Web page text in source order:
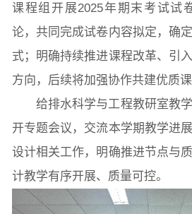
常用办公电话 办事流程 材料下
课程组开展2025年期末考试试
论，共同完成试卷内容拟定，确
式；明确持续推进课程改革、引
方向，后续将加强协作共建优质课
给排水科学与工程教研室教
开专题会议，交流本学期教学进
设计相关工作，明确推进节点与
计教学有序开展、质量可控。